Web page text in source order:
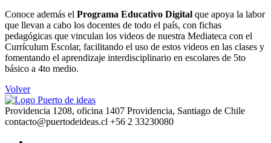
Conoce además el Programa Educativo Digital que apoya la labor
que llevan a cabo los docentes de todo el país, con fichas
pedagógicas que vinculan los videos de nuestra Mediateca con el
Currículum Escolar, facilitando el uso de estos videos en las clases y
fomentando el aprendizaje interdisciplinario en escolares de 5to
básico a 4to medio.
Volver
Providencia 1208, oficina 1407 Providencia, Santiago de Chile
contacto@puertodeideas.cl +56 2 33230080